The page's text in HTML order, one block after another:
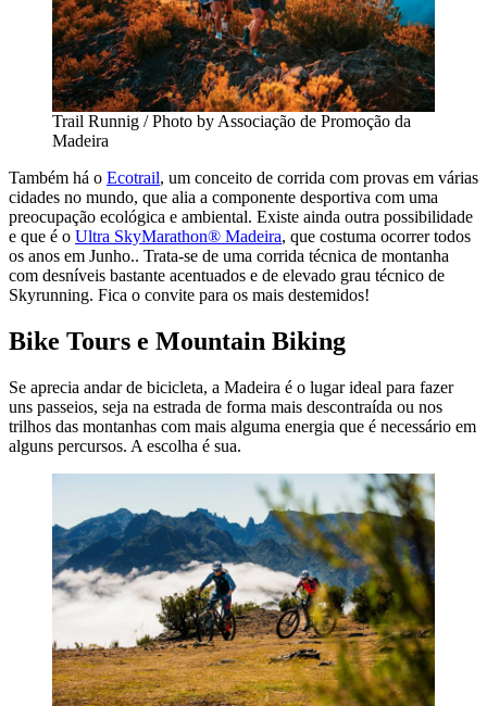
Trail Runnig / Photo by Associação de Promoção da
Madeira
Também há o Ecotrail, um conceito de corrida com provas em várias
cidades no mundo, que alia a componente desportiva com uma
preocupação ecológica e ambiental. Existe ainda outra possibilidade
e que é o Ultra SkyMarathon® Madeira, que costuma ocorrer todos
os anos em Junho.. Trata-se de uma corrida técnica de montanha
com desníveis bastante acentuados e de elevado grau técnico de
Skyrunning. Fica o convite para os mais destemidos!
Bike Tours e Mountain Biking
Se aprecia andar de bicicleta, a Madeira é o lugar ideal para fazer
uns passeios, seja na estrada de forma mais descontraída ou nos
trilhos das montanhas com mais alguma energia que é necessário em
alguns percursos. A escolha é sua.